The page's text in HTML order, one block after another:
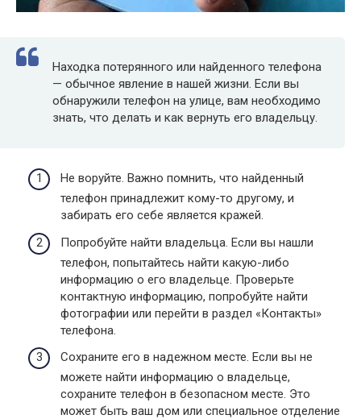
Находка потерянного или найденного телефона
— обычное явление в нашей жизни. Если вы
обнаружили телефон на улице, вам необходимо
знать, что делать и как вернуть его владельцу.
Не воруйте. Важно помнить, что найденный
телефон принадлежит кому-то другому, и
забирать его себе является кражей.
Попробуйте найти владельца. Если вы нашли
телефон, попытайтесь найти какую-либо
информацию о его владельце. Проверьте
контактную информацию, попробуйте найти
фотографии или перейти в раздел «Контакты»
телефона.
Сохраните его в надежном месте. Если вы не
можете найти информацию о владельце,
сохраните телефон в безопасном месте. Это
может быть ваш дом или специальное отделение